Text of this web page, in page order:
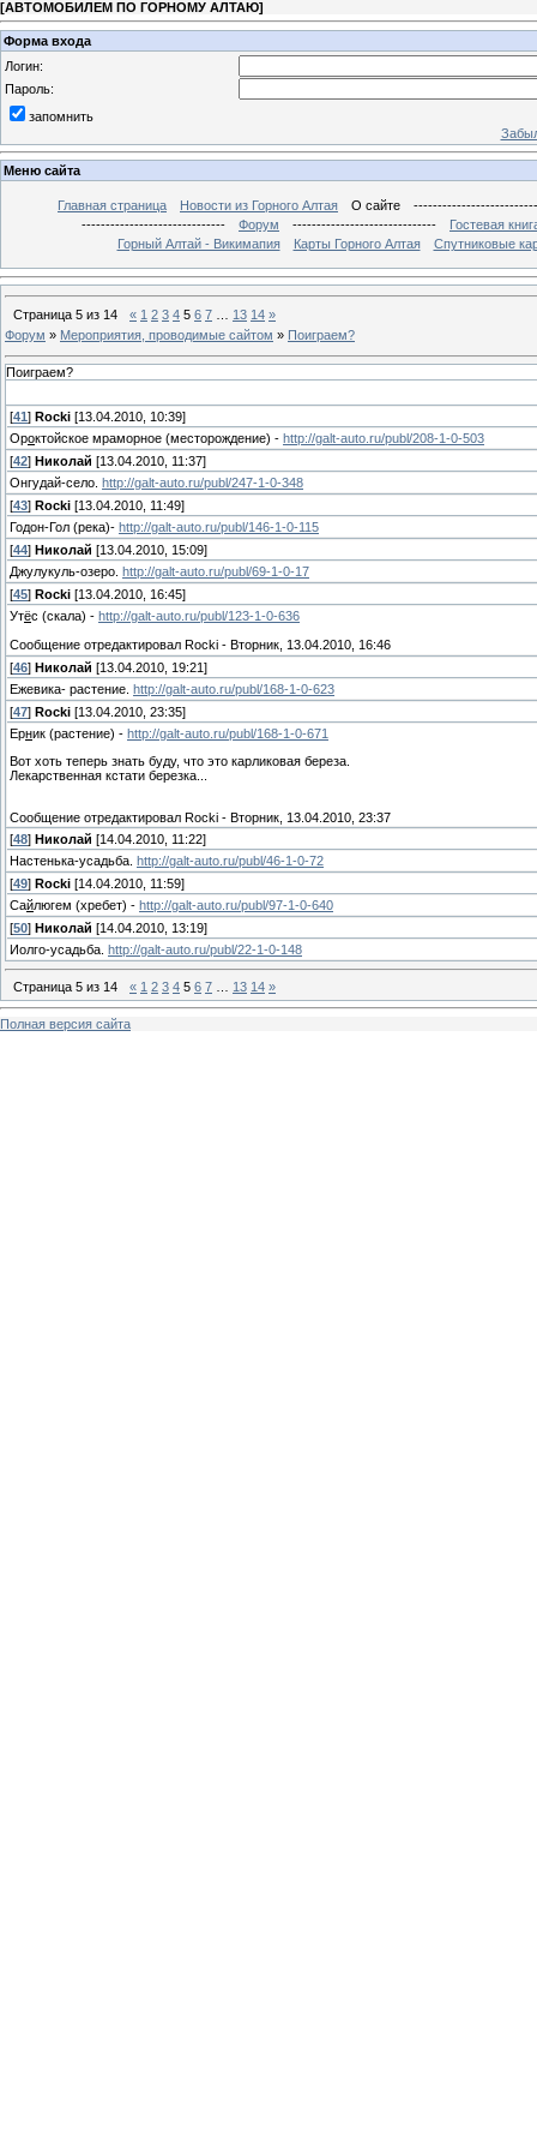
[АВТОМОБИЛЕМ ПО ГОРНОМУ АЛТАЮ]
Форма входа
Логин:
Пароль:
запомнить
Меню сайта
Главная страница Новости из Горного Алтая О сайте
------------------------------
Форум ------------------------------
Гостевая
Горный Алтай - Викимапия
Карты Горного Алтая Спутниковые
Страница 5 из 14 « 1 2 3 4 5 6 7 13 14 »
Форум » Мероприятия, проводимые сайтом » Поиграем?
Поиграем?
[41 ] Rocki [13.04.2010, 10:39]
Ороктойское мраморное (месторождение) - http://galt-auto.ru/publ/208-1-0-503
[42] Николай [13.04.2010, 11:37]
Онгудай-село. http://galt-auto.ru/publ/247-1-0-348
[43] Rocki [13.04.2010, 11:49]
Годон-Гол (река)- http://galt-auto.ru/publ/146-1-0-115
[44] Николай [13.04.2010, 15:09]
Джулукуль-озеро. http://galt-auto.ru/publ/69-1-0-17
[45] Rocki [13.04.2010, 16:45]
Утёс (скала) - http://galt-auto.ru/publ/123-1-0-636
Сообщение отредактировал Rocki - Вторник, 13.04.2010, 16:46
[46] Николай [13.04.2010, 19:21]
Ежевика- растение. http://galt-auto.ru/publ/168-1-0-623
[47] Rocki [13.04.2010, 23:35]
Ерник (растение) - http://galt-auto.ru/publ/168-1-0-671
Вот хоть теперь знать буду, что это карликовая береза.
Лекарственная кстати березка...
Сообщение отредактировал Rocki - Вторник, 13.04.2010, 23:37
[48] Николай [14.04.2010, 11:22]
Настенька-усадьба. http://galt-auto.ru/publ/46-1-0-72
[49] Rocki [14.04.2010, 11:59]
Сайлюгем (хребет) - http://galt-auto.ru/publ/97-1-0-640
[50] Николай [14.04.2010, 13:19]
Иолго-усадьба. http://galt-auto.ru/publ/22-1-0-148
Страница 5 из 14 « 1 2 3 4 5 6 7 13 14 »
Полная версия сайта